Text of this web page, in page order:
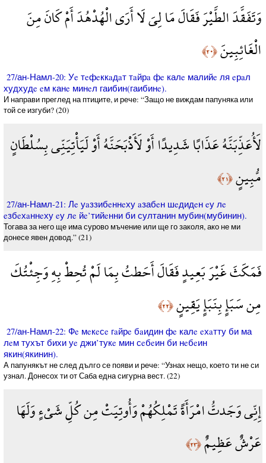
وَتَفَقَّدَ الطَّيْرَ فَقَالَ مَا لِيَ لَا أَرَى الْهُدْهُدَ أَمْ كَانَ مِنَ
الْغَائِبِينَ﴿٢٠﴾
27/ан-Намл-20: Уe тeфeккaдaт тaйрa фe калe малийe ля eрaл
худхудe eм канe минeл гаибин(гаибинe).
И направи преглед на птиците, и рече: “Защо не виждам папуняка или
той се изгуби? (20)
لَأُعَذِّبَنَّهُ عَذَابًا شَدِيدًا أَوْ لَأَذْبَحَنَّهُ أَوْ لَيَأْتِيَنِّي بِسُلْطَانٍ
مُّبِينٍ﴿٢١﴾
27/ан-Намл-21: Лe уaззибeннeху aзабeн шeдидeн eу лe
eзбeхaннeху eу лe йe’тийeнни би султанин мубин(мубинин).
Тогава за него ще има сурово мъчение или ще го заколя, ако не ми
донесе явен довод.” (21)
فَمَكَثَ غَيْرَ بَعِيدٍ فَقَالَ أَحَطتُ بِمَا لَمْ تُحِطْ بِهِ وَجِئْتُكَ
مِن سَبَإٍ بِنَبَإٍ يَقِينٍ﴿٢٢﴾
27/ан-Намл-22: Фe мeкeсe гaйрe бaидин фe калe eхaтту би ма
лeм тухът бихи уe джи’тукe мин сeбeин би нeбeин
якин(якинин).
А папунякът не след дълго се появи и рече: “Узнах нещо, което ти не си
узнал. Донесох ти от Саба една сигурна вест. (22)
إِنِّي وَجَدتُّ امْرَأَةً تَمْلِكُهُمْ وَأُوتِيَتْ مِن كُلِّ شَيْءٍ وَلَهَا
عَرْشٌ عَظِيمٌ﴿٢٣﴾